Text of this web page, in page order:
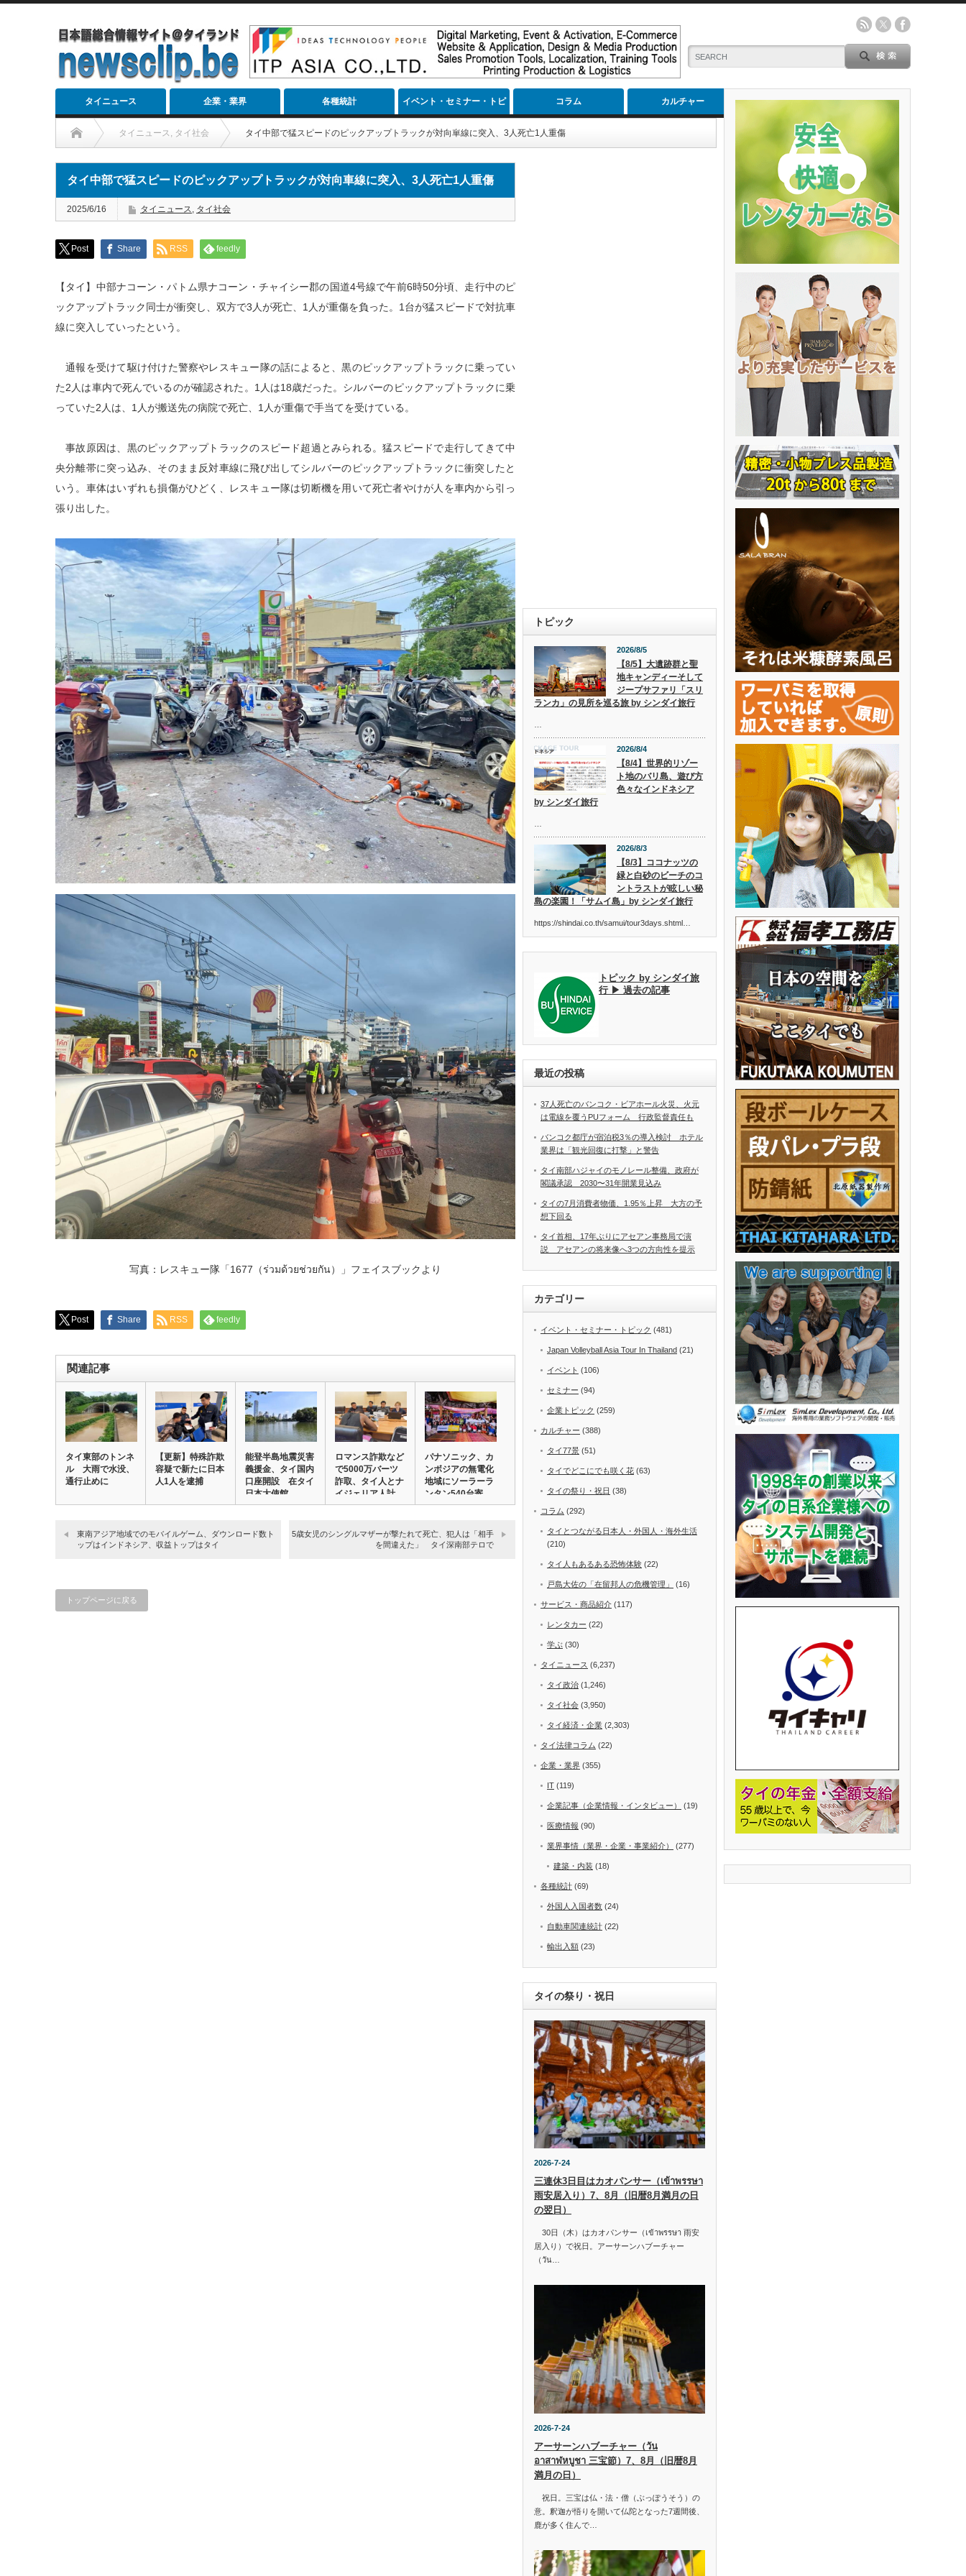
タイニュース 企業・業界 各種統計 イベント・セミナー・トピ
ック
コラム カルチャー
タイニュース, タイ社会 タイ中部で猛スピードのピックアップトラックが対向車線に突入、3人死亡1人重傷
タイ中部で猛スピードのピックアップトラックが対向車線に突入、3人死亡1人重傷
2025/6/16 タイニュース, タイ社会
Post Share RSS feedly
【タイ】中部ナコーン・パトム県ナコーン・チャイシー郡の国道4号線で午前6時50分頃、走行中のピ
ックアップトラック同士が衝突し、双方で3人が死亡、1人が重傷を負った。1台が猛スピードで対抗車
線に突入していったという。
通報を受けて駆け付けた警察やレスキュー隊の話によると、黒のピックアップトラックに乗ってい
た2人は車内で死んでいるのが確認された。1人は18歳だった。シルバーのピックアップトラックに乗
っていた2人は、1人が搬送先の病院で死亡、1人が重傷で手当てを受けている。
事故原因は、黒のピックアップトラックのスピード超過とみられる。猛スピードで走行してきて中
央分離帯に突っ込み、そのまま反対車線に飛び出してシルバーのピックアップトラックに衝突したと
いう。車体はいずれも損傷がひどく、レスキュー隊は切断機を用いて死亡者やけが人を車内から引っ
張り出した。
写真：レスキュー隊「1677（ร่วมด้วยช่วยกัน）」フェイスブックより
Post Share RSS feedly
関連記事
タイ東部のトンネ
ル 大雨で水没、
通行止めに
【更新】特殊詐欺
容疑で新たに日本
人1人を逮捕
能登半島地震災害
義援金、タイ国内
口座開設 在タイ
日本大使館
ロマンス詐欺など
で5000万バーツ
詐取、タイ人とナ
イジェリア人計…
パナソニック、カ
ンボジアの無電化
地域にソーラーラ
ンタン540台寄…
東南アジア地域でのモバイルゲーム、ダウンロード数ト
ップはインドネシア、収益トップはタイ
5歳女児のシングルマザーが撃たれて死亡、犯人は「相手
を間違えた」 タイ深南部テロで
トップページに戻る
トピック
2026/8/5
【8/5】大遺跡群と聖
地キャンディーそして
ジープサファリ「スリ
ランカ」の見所を巡る旅 by シンダイ旅行
2026/8/4
【8/4】世界的リゾー
ト地のバリ島、遊び方
色々なインドネシア
by シンダイ旅行
2026/8/3
【8/3】ココナッツの
緑と白砂のビーチのコ
ントラストが眩しい秘
島の楽園！「サムイ島」by シンダイ旅行
https://shindai.co.th/samui/tour3days.shtml…
トピック by シンダイ旅
行 ▶ 過去の記事
最近の投稿
37人死亡のバンコク・ビアホール火災、火元
は電線を覆うPUフォーム 行政監督責任も
バンコク都庁が宿泊税3％の導入検討 ホテル
業界は「観光回復に打撃」と警告
タイ南部ハジャイのモノレール整備、政府が
閣議承認 2030〜31年開業見込み
タイの7月消費者物価、1.95％上昇 大方の予
想下回る
タイ首相、17年ぶりにアセアン事務局で演
説 アセアンの将来像へ3つの方向性を提示
カテゴリー
イベント・セミナー・トピック (481)
Japan Volleyball Asia Tour In Thailand (21)
イベント (106)
セミナー (94)
企業トピック (259)
カルチャー (388)
タイ77景 (51)
タイでどこにでも咲く花 (63)
タイの祭り・祝日 (38)
コラム (292)
タイとつながる日本人・外国人・海外生活
(210)
タイ人もあるある恐怖体験 (22)
戸島大佐の「在留邦人の危機管理」 (16)
サービス・商品紹介 (117)
レンタカー (22)
学ぶ (30)
タイニュース (6,237)
タイ政治 (1,246)
タイ社会 (3,950)
タイ経済・企業 (2,303)
タイ法律コラム (22)
企業・業界 (355)
IT (119)
企業記事（企業情報・インタビュー） (19)
医療情報 (90)
業界事情（業界・企業・事業紹介） (277)
建築・内装 (18)
各種統計 (69)
外国人入国者数 (24)
自動車関連統計 (22)
輸出入額 (23)
タイの祭り・祝日
2026-7-24
三連休3日目はカオパンサー（เข้าพรรษา
雨安居入り）7、8月（旧暦8月満月の日
の翌日）
30日（木）はカオパンサー（เข้าพรรษา 雨安
居入り）で祝日。アーサーンハブーチャー
（วัน…
2026-7-24
アーサーンハブーチャー（วัน
อาสาฬหบูชา 三宝節）7、8月（旧暦8月
満月の日）
祝日。三宝は仏・法・僧（ぶっぽうそう）の
意。釈迦が悟りを開いて仏陀となった7週間後、
鹿が多く住んで…